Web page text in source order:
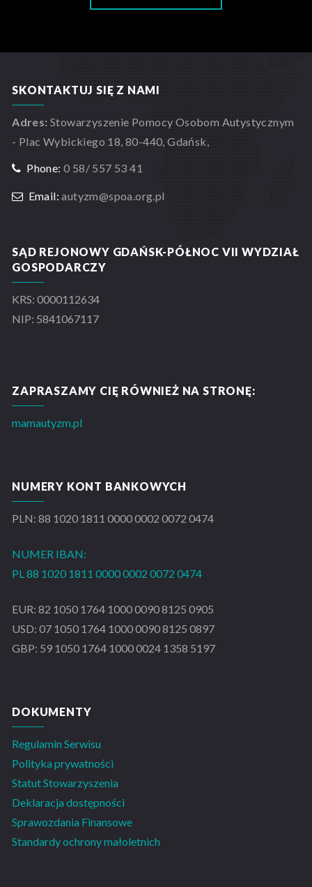
SKONTAKTUJ SIĘ Z NAMI
Adres: Stowarzyszenie Pomocy Osobom Autystycznym
- Plac Wybickiego 18, 80-440, Gdańsk,
Phone: 0 58/ 557 53 41
Email: autyzm@spoa.org.pl
SĄD REJONOWY GDAŃSK-PÓŁNOC VII WYDZIAŁ
GOSPODARCZY
KRS: 0000112634
NIP: 5841067117
ZAPRASZAMY CIĘ RÓWNIEŻ NA STRONĘ:
mamautyzm.pl
NUMERY KONT BANKOWYCH
PLN: 88 1020 1811 0000 0002 0072 0474
NUMER IBAN:
PL 88 1020 1811 0000 0002 0072 0474
EUR: 82 1050 1764 1000 0090 8125 0905
USD: 07 1050 1764 1000 0090 8125 0897
GBP: 59 1050 1764 1000 0024 1358 5197
DOKUMENTY
Regulamin Serwisu
Polityka prywatności
Statut Stowarzyszenia
Deklaracja dostępności
Sprawozdania Finansowe
Standardy ochrony małoletnich